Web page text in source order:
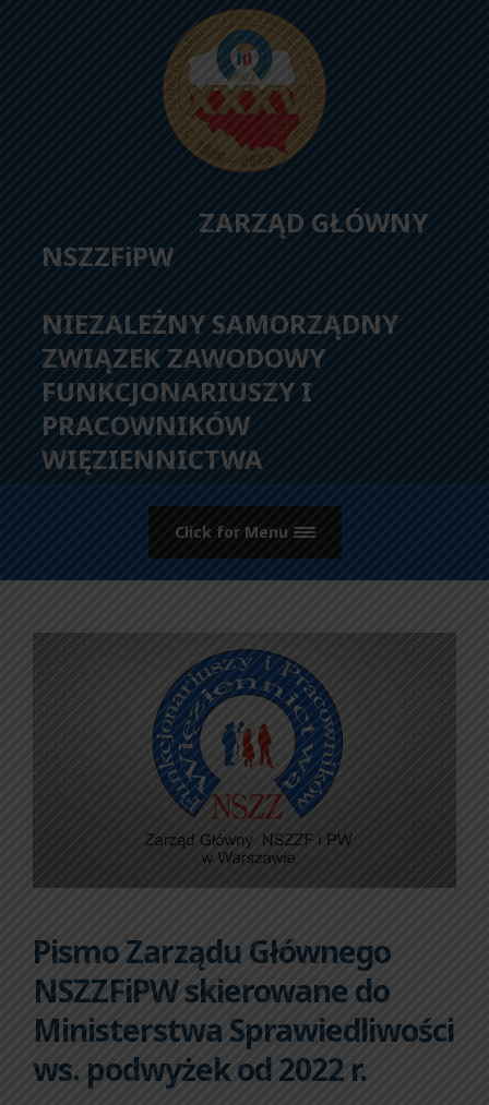
ZARZĄD GŁÓWNY
NSZZFiPW
NIEZALEŻNY SAMORZĄDNY
ZWIĄZEK ZAWODOWY
FUNKCJONARIUSZY I
PRACOWNIKÓW
WIĘZIENNICTWA
Click for Menu
Pismo Zarządu Głównego
NSZZFiPW skierowane do
Ministerstwa Sprawiedliwości
ws. podwyżek od 2022 r.